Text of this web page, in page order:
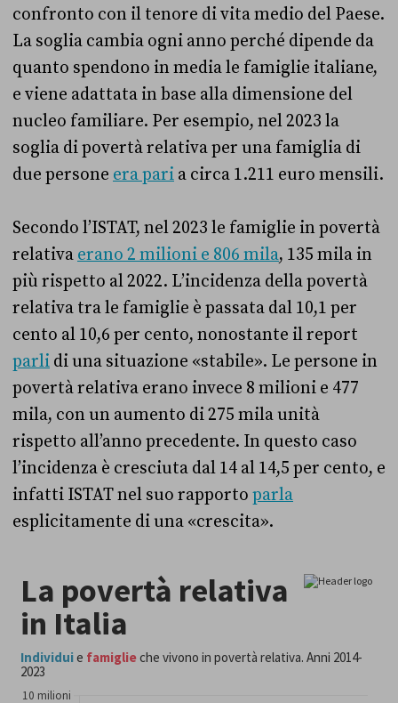
confronto con il tenore di vita medio del Paese.
La soglia cambia ogni anno perché dipende da
quanto spendono in media le famiglie italiane,
e viene adattata in base alla dimensione del
nucleo familiare. Per esempio, nel 2023 la
soglia di povertà relativa per una famiglia di
due persone era pari a circa 1.211 euro mensili.
Secondo l’ISTAT, nel 2023 le famiglie in povertà
relativa erano 2 milioni e 806 mila, 135 mila in
più rispetto al 2022. L’incidenza della povertà
relativa tra le famiglie è passata dal 10,1 per
cento al 10,6 per cento, nonostante il report
parli di una situazione «stabile». Le persone in
povertà relativa erano invece 8 milioni e 477
mila, con un aumento di 275 mila unità
rispetto all’anno precedente. In questo caso
l’incidenza è cresciuta dal 14 al 14,5 per cento, e
infatti ISTAT nel suo rapporto parla
esplicitamente di una «crescita».